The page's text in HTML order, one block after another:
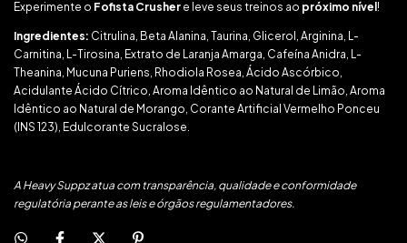
Experimente o Fofista Crusher e leve seus treinos ao próximo nível !
Ingredientes: Citrulina, Beta Alanina, Taurina, Glicerol, Arginina, L-
Carnitina, L-Tirosina, Extrato de Laranja Amarga, Cafeína Anidra, L-
Theanina, Mucuna Puriens, Rhodiola Rosea, Ácido Ascórbico,
Acidulante Ácido Cítrico, Aroma Idêntico ao Natural de Limão, Aroma
Idêntico ao Natural de Morango, Corante Artificial Vermelho Ponceu
(INS 123), Edulcorante Sucralose.
A Heavy Suppz atua com transparência, qualidade e conformidade
regulatória perante as leis e órgãos regulamentadores.